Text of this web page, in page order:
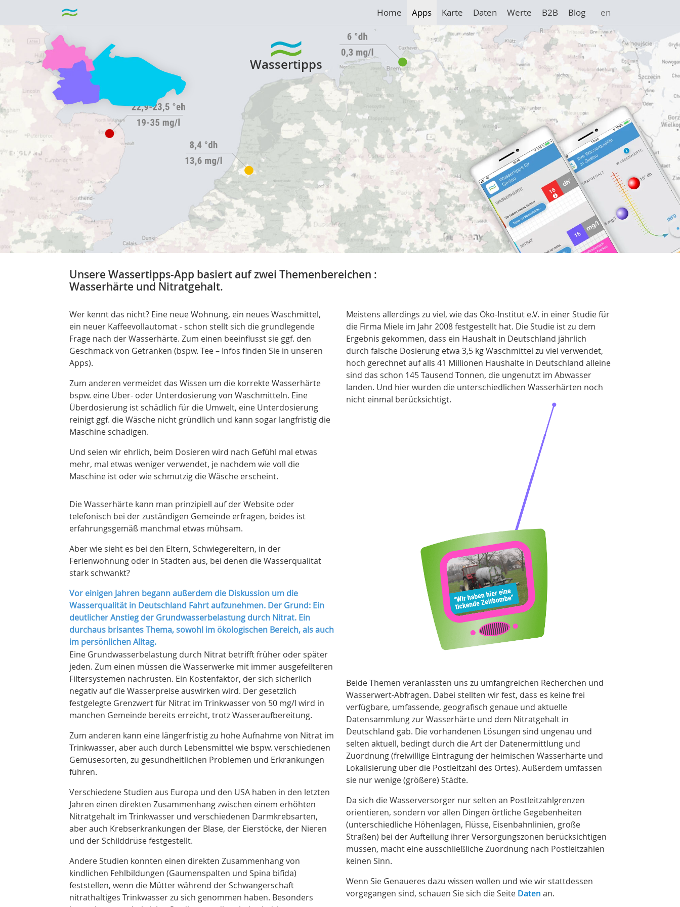
Home Apps Karte Daten Werte B2B Blog en
Wassertipps
Unsere Wassertipps-App basiert auf zwei Themenbereichen :
Wasserhärte und Nitratgehalt.
Wer kennt das nicht? Eine neue Wohnung, ein neues Waschmittel,
ein neuer Kaffeevollautomat - schon stellt sich die grundlegende
Frage nach der Wasserhärte. Zum einen beeinflusst sie ggf. den
Geschmack von Getränken (bspw. Tee – Infos finden Sie in unseren
Apps).
Zum anderen vermeidet das Wissen um die korrekte Wasserhärte
bspw. eine Über- oder Unterdosierung von Waschmitteln. Eine
Überdosierung ist schädlich für die Umwelt, eine Unterdosierung
reinigt ggf. die Wäsche nicht gründlich und kann sogar langfristig die
Maschine schädigen.
Und seien wir ehrlich, beim Dosieren wird nach Gefühl mal etwas
mehr, mal etwas weniger verwendet, je nachdem wie voll die
Maschine ist oder wie schmutzig die Wäsche erscheint.
Meistens allerdings zu viel, wie das Öko-Institut e.V. in einer Studie für
die Firma Miele im Jahr 2008 festgestellt hat. Die Studie ist zu dem
Ergebnis gekommen, dass ein Haushalt in Deutschland jährlich
durch falsche Dosierung etwa 3,5 kg Waschmittel zu viel verwendet,
hoch gerechnet auf alls 41 Millionen Haushalte in Deutschland alleine
sind das schon 145 Tausend Tonnen, die ungenutzt im Abwasser
landen. Und hier wurden die unterschiedlichen Wasserhärten noch
nicht einmal berücksichtigt.
Die Wasserhärte kann man prinzipiell auf der Website oder
telefonisch bei der zuständigen Gemeinde erfragen, beides ist
erfahrungsgemäß manchmal etwas mühsam.
Aber wie sieht es bei den Eltern, Schwiegereltern, in der
Ferienwohnung oder in Städten aus, bei denen die Wasserqualität
stark schwankt?
Vor einigen Jahren begann außerdem die Diskussion um die
Wasserqualität in Deutschland Fahrt aufzunehmen. Der Grund: Ein
deutlicher Anstieg der Grundwasserbelastung durch Nitrat. Ein
durchaus brisantes Thema, sowohl im ökologischen Bereich, als auch
im persönlichen Alltag.
Eine Grundwasserbelastung durch Nitrat betrifft früher oder später
jeden. Zum einen müssen die Wasserwerke mit immer ausgefeilteren
Filtersystemen nachrüsten. Ein Kostenfaktor, der sich sicherlich
negativ auf die Wasserpreise auswirken wird. Der gesetzlich
festgelegte Grenzwert für Nitrat im Trinkwasser von 50 mg/l wird in
manchen Gemeinde bereits erreicht, trotz Wasseraufbereitung.
Zum anderen kann eine längerfristig zu hohe Aufnahme von Nitrat im
Trinkwasser, aber auch durch Lebensmittel wie bspw. verschiedenen
Gemüsesorten, zu gesundheitlichen Problemen und Erkrankungen
führen.
Verschiedene Studien aus Europa und den USA haben in den letzten
Jahren einen direkten Zusammenhang zwischen einem erhöhten
Nitratgehalt im Trinkwasser und verschiedenen Darmkrebsarten,
aber auch Krebserkrankungen der Blase, der Eierstöcke, der Nieren
und der Schilddrüse festgestellt.
Andere Studien konnten einen direkten Zusammenhang von
kindlichen Fehlbildungen (Gaumenspalten und Spina bifida)
feststellen, wenn die Mütter während der Schwangerschaft
nitrathaltiges Trinkwasser zu sich genommen haben. Besonders
Beide Themen veranlassten uns zu umfangreichen Recherchen und
Wasserwert-Abfragen. Dabei stellten wir fest, dass es keine frei
verfügbare, umfassende, geografisch genaue und aktuelle
Datensammlung zur Wasserhärte und dem Nitratgehalt in
Deutschland gab. Die vorhandenen Lösungen sind ungenau und
selten aktuell, bedingt durch die Art der Datenermittlung und
Zuordnung (freiwillige Eintragung der heimischen Wasserhärte und
Lokalisierung über die Postleitzahl des Ortes). Außerdem umfassen
sie nur wenige (größere) Städte.
Da sich die Wasserversorger nur selten an Postleitzahlgrenzen
orientieren, sondern vor allen Dingen örtliche Gegebenheiten
(unterschiedliche Höhenlagen, Flüsse, Eisenbahnlinien, große
Straßen) bei der Aufteilung ihrer Versorgungszonen berücksichtigen
müssen, macht eine ausschließliche Zuordnung nach Postleitzahlen
keinen Sinn.
Wenn Sie Genaueres dazu wissen wollen und wie wir stattdessen
vorgegangen sind, schauen Sie sich die Seite Daten an.